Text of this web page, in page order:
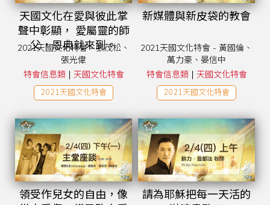
天國文化在愛與彼此掌
聲中彰顯， 愛屬靈的師
父，恩典就來到。
2021天國文化特會 - 張茂松、
張光偉
特會信息類 | 天國文化特會
2021天國文化特會
新媒體與新皮袋的教會
2021天國文化特會 - 黃國倫、
萬力豪、晏信中
特會信息類 | 天國文化特會
2021天國文化特會
領受作兒女的自由，像
請為耶穌把每一天活的